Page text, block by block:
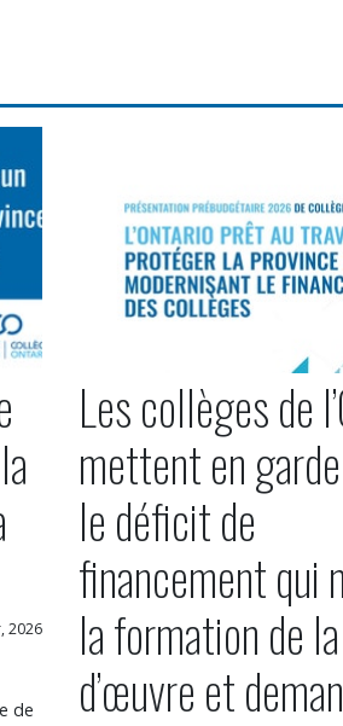
2026
de
Les collèges de
mettent en
le déficit de
financement qui
la formation de
d’œuvre et